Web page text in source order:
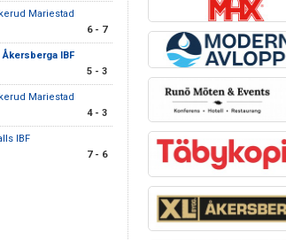
Mariestad
6 - 7
Åkersberga IBF
5 - 3
Mariestad
4 - 3
IBF
7 - 6